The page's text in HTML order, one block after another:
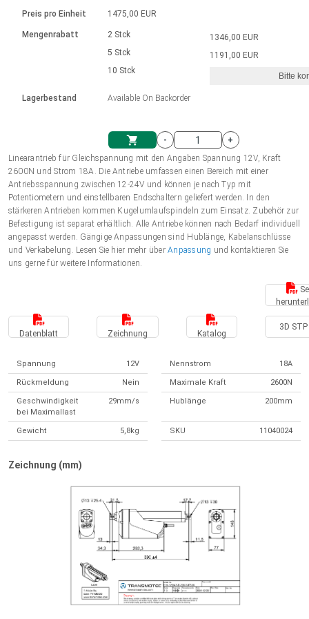
Einheitssystem
Einkaufswagen
Hubmagnete
230 - 50 Hz | 110 - 60 Hz
Drehzahlregelung für die AIS-Serie
Bürstenlose Gleichstrommotoren
mit Planetengetriebe und internem
Ø 28-42| 1-1400 rpm | <= 290Ncm
Bürstenlose DC Motor Controller
Gleichstrommotoren mit
Schneckengetriebe und Bürsten
Ø43-124mm | 31-425rpm | ≤ 41Nm
Treiber für Gleichstrommotoren mit
Synchron-Asynchron | für 1-4 Elektrozylinder
Synchron-Asynchron | für 1-4 Elektrozylinder
Français (EUR)
Polski (EUR)
Norsk (NOK)
Suomi (EUR)
Preis pro Einheit
Mengenrabatt
Lagerbestand
1475,00 EUR
2 Stck
5 Stck
10 Stck
Available On Backorder
1346,00 EUR
1191,00 EUR
Bitte
-
+
Linearantrieb für Gleichspannung mit den Angaben Spannung 12V, Kraft
2600N und Strom 18A. Die Antriebe umfassen einen Bereich mit einer
Antriebsspannung zwischen 12-24V und können je nach Typ mit
Potentiometern und einstellbaren Endschaltern geliefert werden. In den
stärkeren Antrieben kommen Kugelumlaufspindeln zum Einsatz. Zubehör zur
Befestigung ist separat erhältlich. Alle Antriebe können nach Bedarf individuell
angepasst werden. Gängige Anpassungen sind Hublänge, Kabelanschlüsse
und Verkabelung. Lesen Sie hier mehr überAnpassung und kontaktieren Sie
uns gerne für weitere Informationen.
Datenblatt Zeichnung Katalog
3D STP
Spannung 12V Nennstrom 18A
Rückmeldung Nein Maximale Kraft 2600N
Geschwindigkeit
bei Maximallast
29mm/s Hublänge 200mm
Gewicht 5,8kg SKU 11040024
Zeichnung (mm)